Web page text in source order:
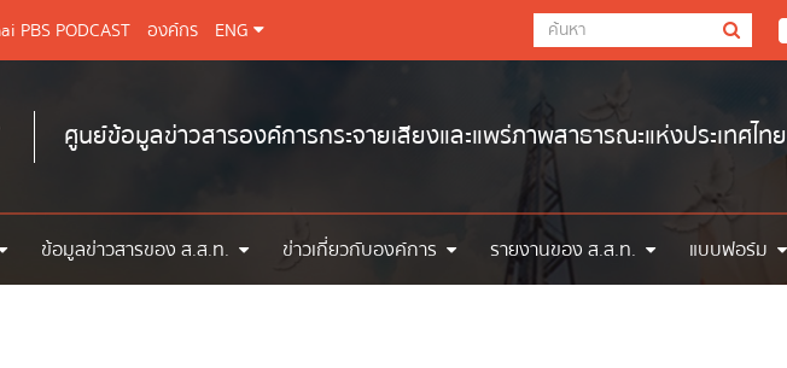
PBS PODCAST องค์กร ENG
ศูนย์ข้อมูลข่าวสารองค์การกระจายเสียงและแพร่ภาพสาธารณะแห่งประเทศไทย
ข้อมูลข่าวสารของ ส.ส.ท. ข่าวเกี่ยวกับองค์การ รายงานของ ส.ส.ท. แบบฟอร์ม